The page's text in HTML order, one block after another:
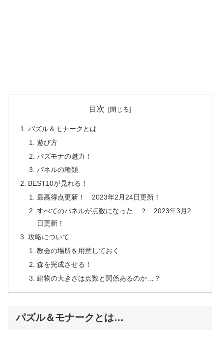
目次
パズル＆モナークとは…
遊び方
パズモナの魅力！
パネルの種類
BEST10が見れる！
最高得点更新！ 2023年2月24日更新！
すべてのパネルが点数になった…？ 2023年3月2
日更新！
攻略について…
教会の場所を用意しておく
森を完成させる！
建物の大きさは点数と関係あるのか…？
パズル＆モナークとは…